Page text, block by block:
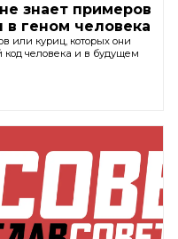
знает примеров
геном человека
или куриц, которых они
код человека и в будущем